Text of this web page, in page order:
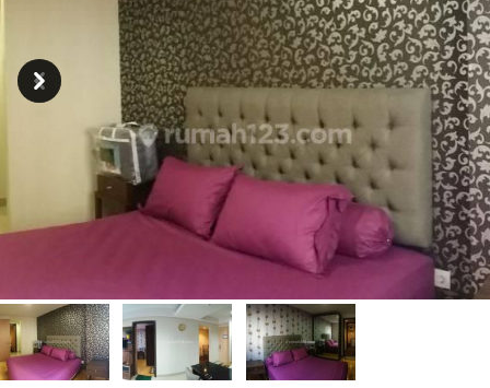
Previous
Next